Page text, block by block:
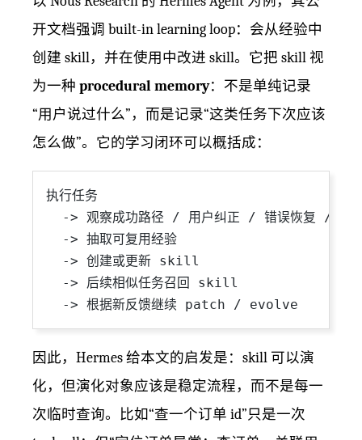
开文档强调 built-in learning loop：会从经验中
创建 skill，并在使用中改进 skill。它把 skill 视
为一种 procedural memory：不是单纯记录
“用户说过什么”，而是记录“这类任务下次应该
怎么做”。它的学习闭环可以概括成：
执行任务
-> 观察成功路径 / 用户纠正 / 错误恢复 / 多
  -> 抽取可复用经验
  -> 创建或更新 skill
  -> 后续相似任务召回 skill
因此，Hermes 给本文的启发是：skill 可以演
化，但演化对象应该是稳定流程，而不是每一
次临时查询。比如“查一个订单 id”只是一次